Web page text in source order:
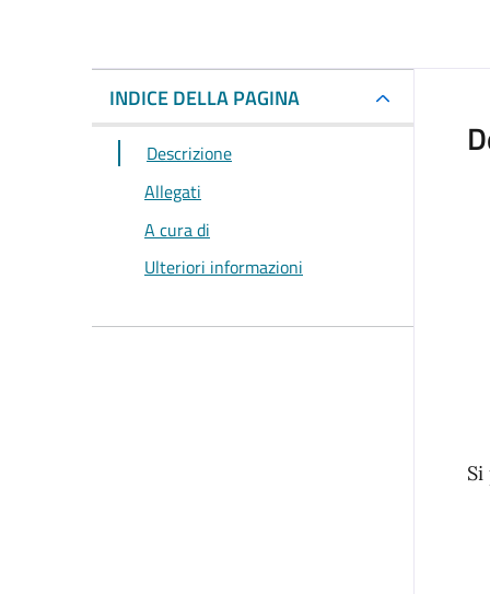
INDICE DELLA PAGINA
Descrizione
Allegati
A cura di
Ulteriori informazioni